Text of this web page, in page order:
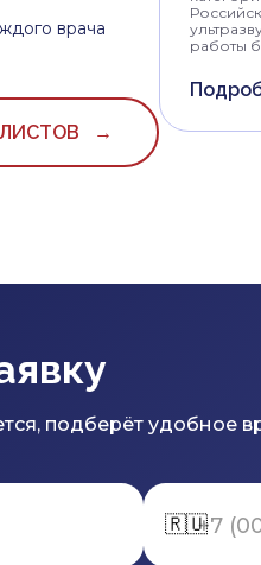
врача
→
работы
подберёт удобное
🇷🇺